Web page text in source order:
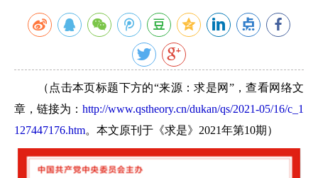
（点击本页标题下方的“来源：求是网”，查看网络文
章，链接为： http://www.qstheory.cn/dukan/qs/2021-05/16/c_1
127447176.htm。本文原刊于《求是》2021年第10期）